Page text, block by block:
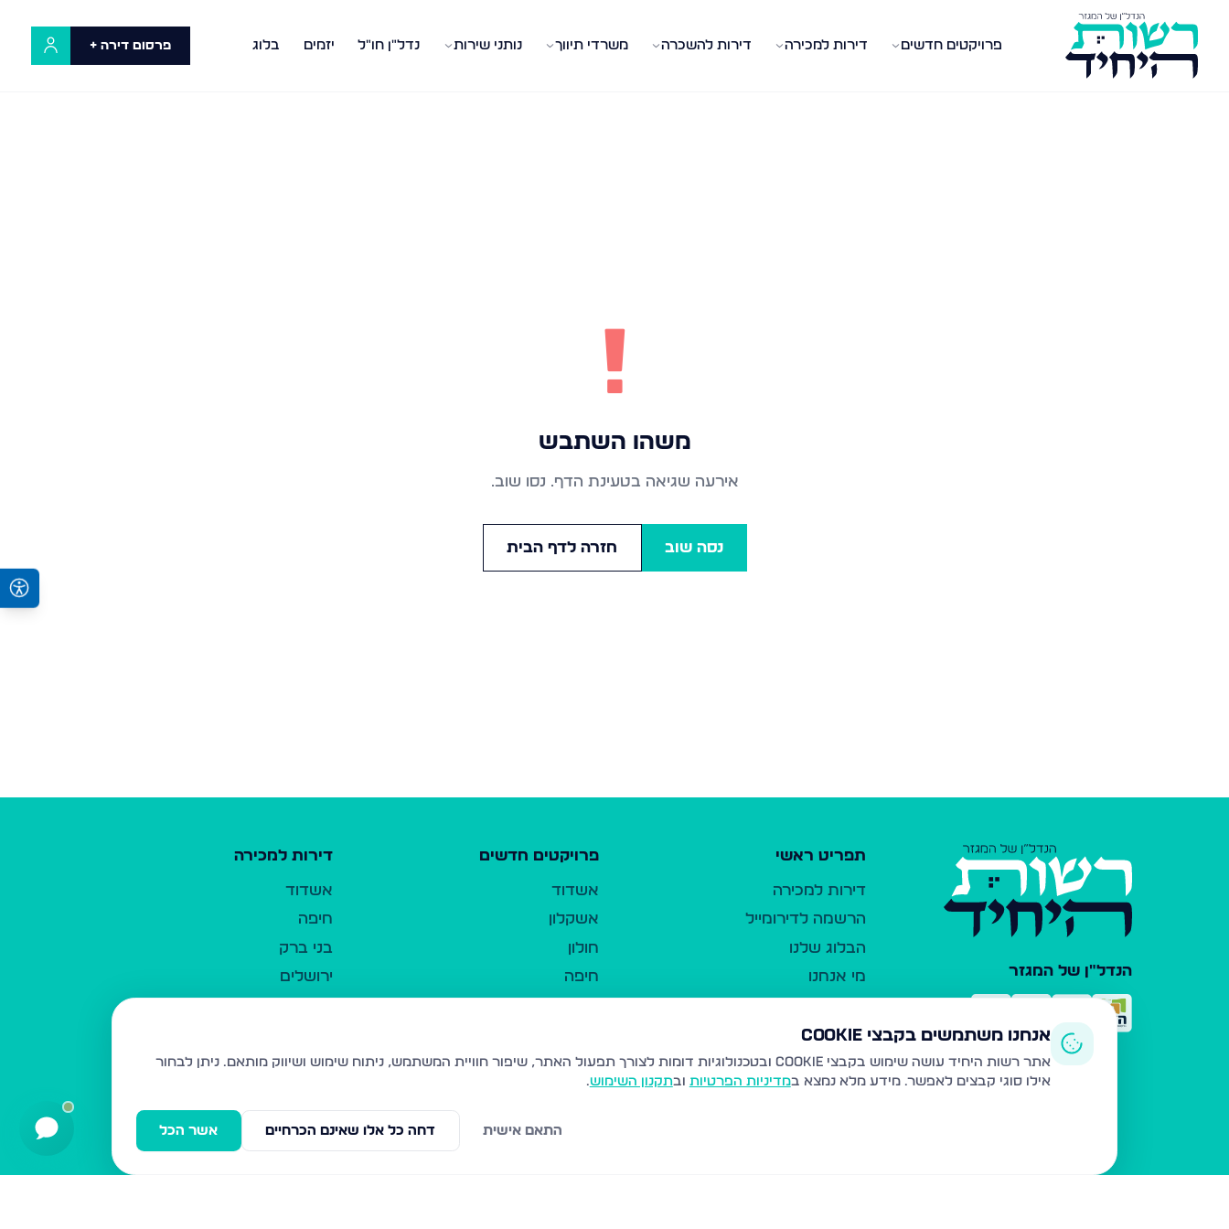
פרויקטים חדשים דירות למכירה דירות להשכרה משרדי תיווך נותני שירות נדל"ן חו"ל יזמים בלוג פרסום דירה +
!
משהו השתבש
אירעה שגיאה בטעינת הדף. נסו שוב.
נסה שוב חזרה לדף הבית
הנדל"ן של המגזר
תפריט ראשי
דירות למכירה
הרשמה לדירומייל
הבלוג שלנו
מי אנחנו
כלי עזר
פרסום ברשות היחיד
משרדי תיווך
פרויקטים חדשים
אשדוד
אשקלון
חולון
חיפה
נהריה
עמנואל
דירות למכירה
אשדוד
חיפה
בני ברק
ירושלים
בית שמש
ביתר עילית
אנחנו משתמשים בקבצי Cookie
אתר רשות היחיד עושה שימוש בקבצי Cookie ובטכנולוגיות דומות לצורך תפעול האתר, שיפור חוויית המשתמש, ניתוח שימוש ושיווק מותאם.
ניתן לבחור
אילו סוגי קבצים לאפשר. מידע מלא נמצא במדיניות הפרטיות ובתקנון השימוש.
אשר הכל דחה כל אלו שאינם הכרחיים התאם אישית